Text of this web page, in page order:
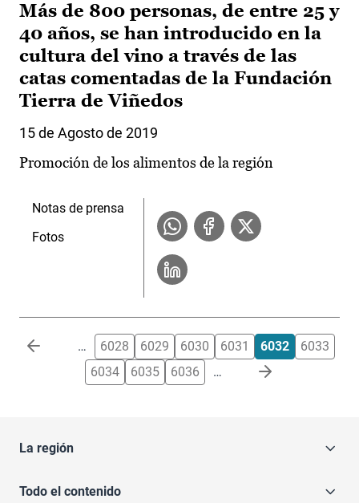
Más de 800 personas, de entre 25 y
40 años, se han introducido en la
cultura del vino a través de las
catas comentadas de la Fundación
Tierra de Viñedos
15 de Agosto de 2019
Promoción de los alimentos de la región
Notas de prensa
Fotos
Paginación … 6028 6029 6030 6031 6032
6033
6034
6035 6036 …
La región
Todo el contenido